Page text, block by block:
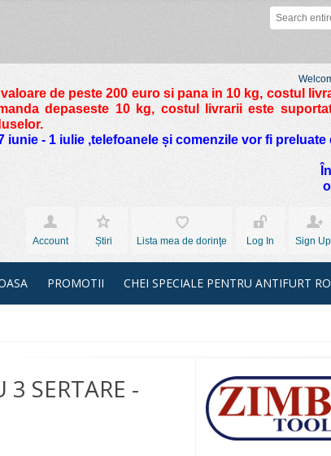
de peste 200 euro si pana in 10 kg, costul
depaseste 10 kg, costul livrarii este
- 1 iulie ,telefoanele și comenzile vor fi preluate
Account
Știri Lista mea de dorinţe Log In Sign Up
PROMOTII CHEI SPECIALE PENTRU ANTIFURT
SERTARE -